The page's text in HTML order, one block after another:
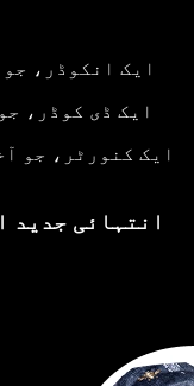
ایک انکوڈر،
ایک ڈی کوڈر،
ایک کنورٹر، جو
انتہائی جدید